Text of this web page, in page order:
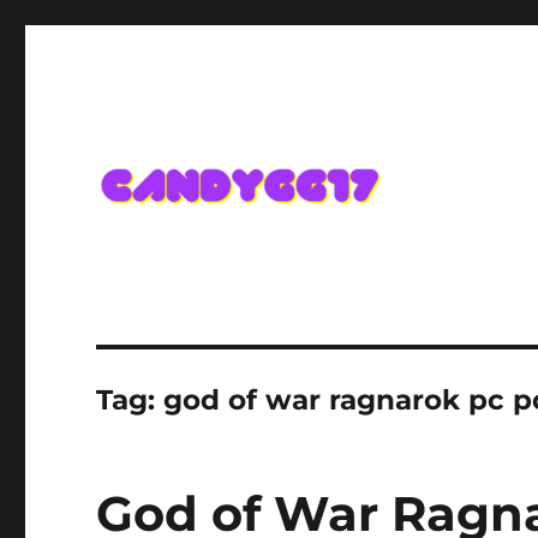
Tag:god of war ragnarok pc
God of War